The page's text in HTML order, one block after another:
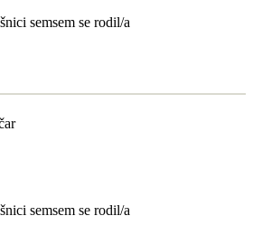
semsem se rodil/a
semsem se rodil/a